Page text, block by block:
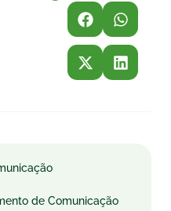
de Comunicação